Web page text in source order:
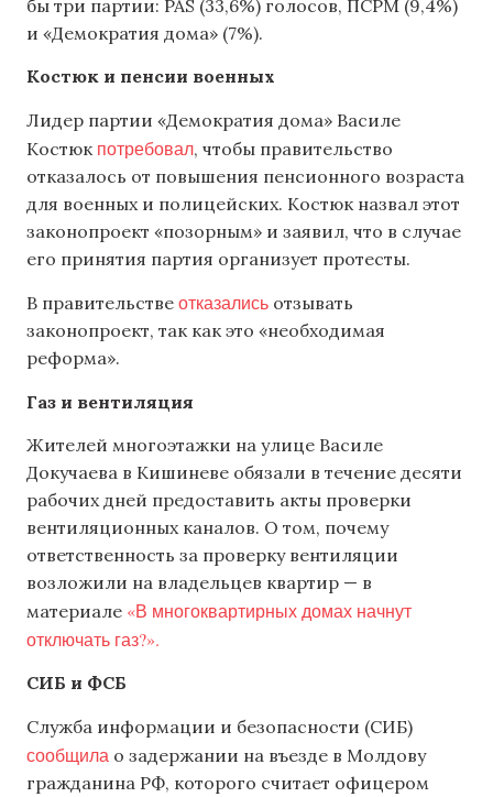
бы три партии: PAS (33,6%) голосов, ПСРМ (9,4%)
и «Демократия дома» (7%).
Костюк и пенсии военных
Лидер партии «Демократия дома» Василе
Костюк потребовал, чтобы правительство
отказалось от повышения пенсионного возраста
для военных и полицейских. Костюк назвал этот
законопроект «позорным» и заявил, что в случае
его принятия партия организует протесты.
В правительстве отказались отзывать
законопроект, так как это «необходимая
реформа».
Газ и вентиляция
Жителей многоэтажки на улице Василе
Докучаева в Кишиневе обязали в течение десяти
рабочих дней предоставить акты проверки
вентиляционных каналов. О том, почему
ответственность за проверку вентиляции
возложили на владельцев квартир — в
материале «В многоквартирных домах начнут
отключать газ?».
СИБ и ФСБ
Служба информации и безопасности (СИБ)
сообщила о задержании на въезде в Молдову
гражданина РФ, которого считает офицером